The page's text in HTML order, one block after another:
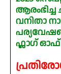
വനിതാ
ഫ്ലാഗ്